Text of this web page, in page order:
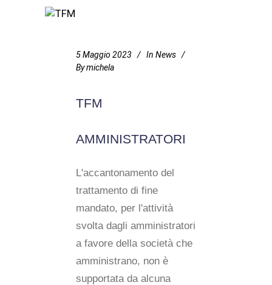
5 Maggio 2023 In News
Bymichela
TFM
AMMINISTRATORI
L'accantonamento del
trattamento di fine
mandato, per l'attività
svolta dagli amministratori
a favore della società che
amministrano, non è
supportata da alcuna